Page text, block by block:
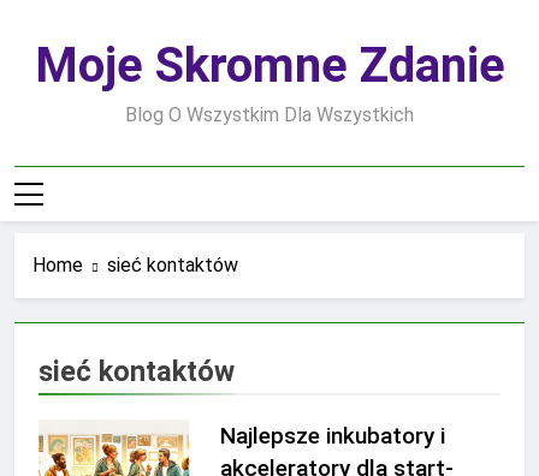
contentMoje Skromne Zdanie
Blog O Wszystkim Dla Wszystkich
Home sieć kontaktów
sieć kontaktów
Najlepsze inkubatory i
akceleratory dla start-